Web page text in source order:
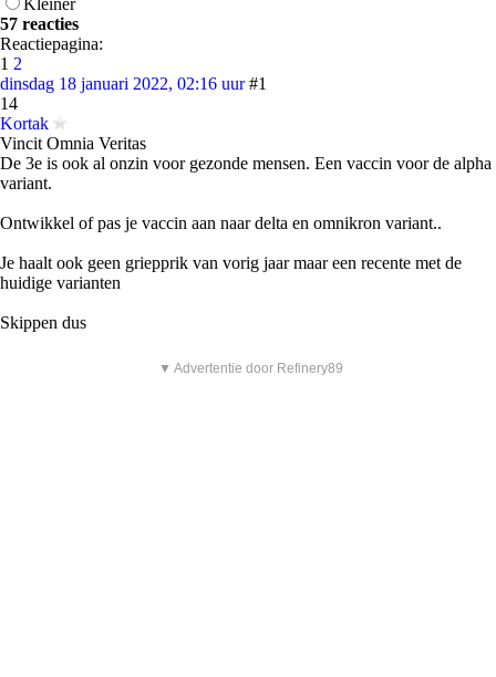
Kleiner
57 reacties
Reactiepagina:
1 2
dinsdag 18 januari 2022, 02:16 uur #1
14
Kortak
Vincit Omnia Veritas
De 3e is ook al onzin voor gezonde mensen. Een vaccin voor de alpha
variant.
Ontwikkel of pas je vaccin aan naar delta en omnikron variant..
Je haalt ook geen griepprik van vorig jaar maar een recente met de
huidige varianten
Skippen dus
▼ Advertentie door Refinery89